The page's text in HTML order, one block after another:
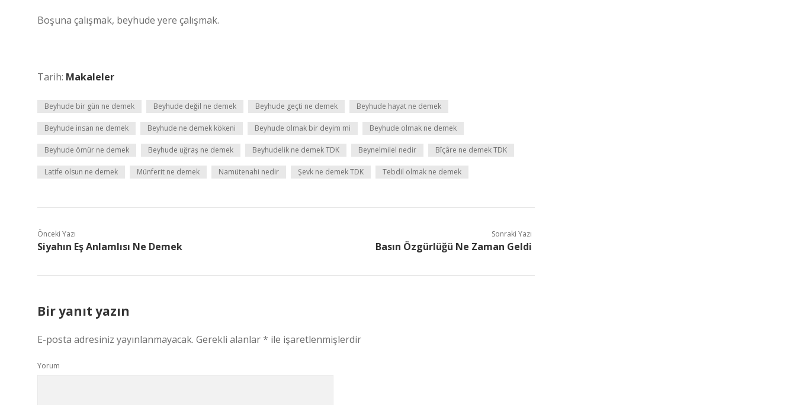
Boşuna çalışmak, beyhude yere çalışmak.
Tarih: Makaleler
Beyhude bir gün ne demek Beyhude değil ne demek Beyhude geçti ne demek Beyhude hayat ne demek
Beyhude insan ne demek Beyhude ne demek kökeni Beyhude olmak bir deyim mi Beyhude olmak ne demek
Beyhude ömür ne demek Beyhude uğraş ne demek Beyhudelik ne demek TDK Beynelmilel nedir Bîçâre ne demek TDK
Latife olsun ne demek Münferit ne demek Namütenahi nedir Şevk ne demek TDK Tebdil olmak ne demek
Önceki Yazı
Siyahın Eş Anlamlısı Ne Demek
Sonraki Yazı
Basın Özgürlüğü Ne Zaman Geldi
Bir yanıt yazın
E-posta adresiniz yayınlanmayacak. Gerekli alanlar* ile işaretlenmişlerdir
Yorum